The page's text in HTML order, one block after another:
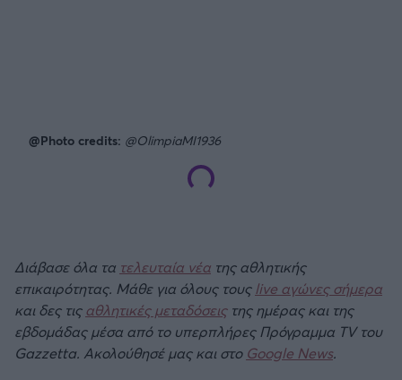
@Photo credits: @OlimpiaMI1936
Διάβασε όλα τα τελευταία νέα της αθλητικής
επικαιρότητας. Μάθε για όλους τους live αγώνες σήμερα
και δες τιςαθλητικές μεταδόσειςτης ημέρας και της
εβδομάδας μέσα από το υπερπλήρες Πρόγραμμα TV του
Gazzetta. Ακολούθησέ μας και στο Google News.